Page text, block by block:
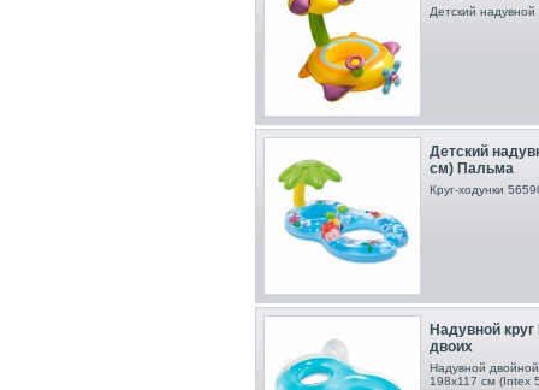
Детский
Детский
см) Пальма
Круг-ходунки
Надувной
двоих
Надувной
198х117 см (Intex